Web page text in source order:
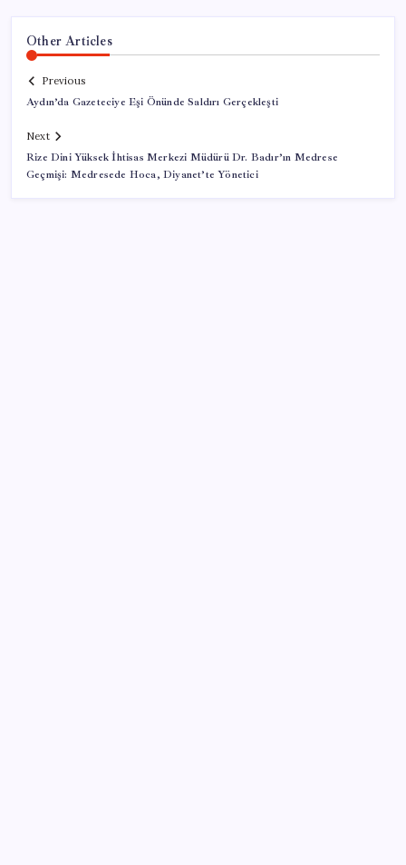
Other Articles
Previous
Aydın’da Gazeteciye Eşi Önünde Saldırı Gerçekleşti
Next
Rize Dini Yüksek İhtisas Merkezi Müdürü Dr. Badır’ın Medrese
Geçmişi: Medresede Hoca, Diyanet’te Yönetici